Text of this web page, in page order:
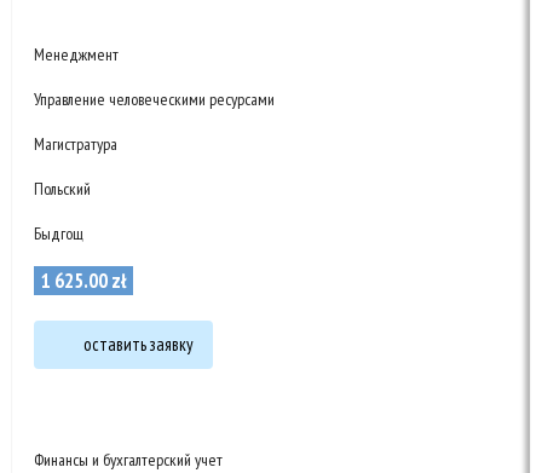
Менеджмент
Управление человеческими ресурсами
Магистратура
Польский
Быдгощ
1 625.00zł
оставить заявку
Финансы и бухгалтерский учет